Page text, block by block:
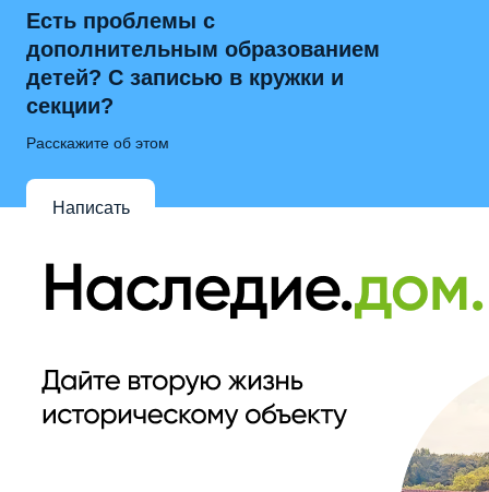
Есть проблемы с
дополнительным образованием
детей? С записью в кружки и
секции?
Расскажите об этом
Написать